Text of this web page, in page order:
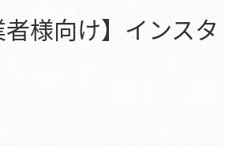
者様向け】インス